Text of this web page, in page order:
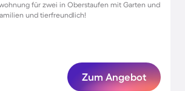
für zwei in Oberstaufen mit Garten und
und tierfreundlich!
Zum Angebot